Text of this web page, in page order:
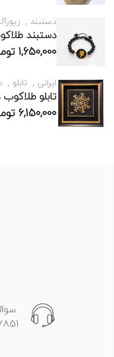
دستبند
دستبند
1,650,000
ایرانی تابلو
تابلو طلاکوب
6,150,000